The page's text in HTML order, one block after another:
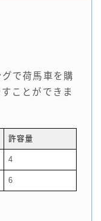
で荷馬車を購
ことができま
許容量
4
6